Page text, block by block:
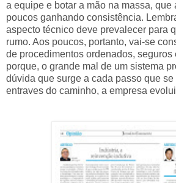
a equipe e botar a mão na massa, que
poucos ganhando consistência.
aspecto técnico deve prevalecer para
rumo. Aos poucos, portanto, vai-se
de procedimentos ordenados, seguros
porque, o grande mal de um sistema
dúvida que surge a cada passo que
entraves do caminho, a empresa